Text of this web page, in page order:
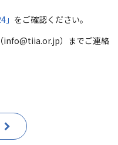
をご確認ください。
info@tiia.or.jp）までご連絡